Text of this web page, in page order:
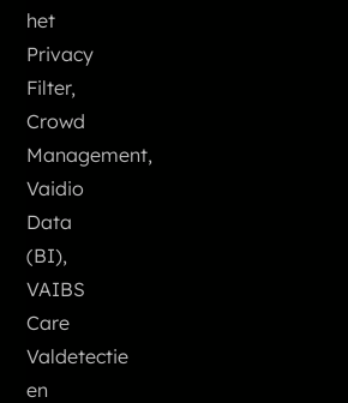
het
Privacy
Filter,
Crowd
Management,
Vaidio
Data
(BI),
VAIBS
Care
Valdetectie
en